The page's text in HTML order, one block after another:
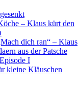
– Klaus kürt den
dich ran“ – Klaus
aus der Patsche
I
kleine Kläuschen